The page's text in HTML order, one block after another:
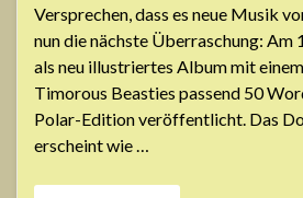
Versprechen, dass es neue Musik
nun die nächste Überraschung:
als neu illustriertes Album mit
Timorous Beasties passend 50
Polar-Edition veröffentlicht. Das
erscheint wie …